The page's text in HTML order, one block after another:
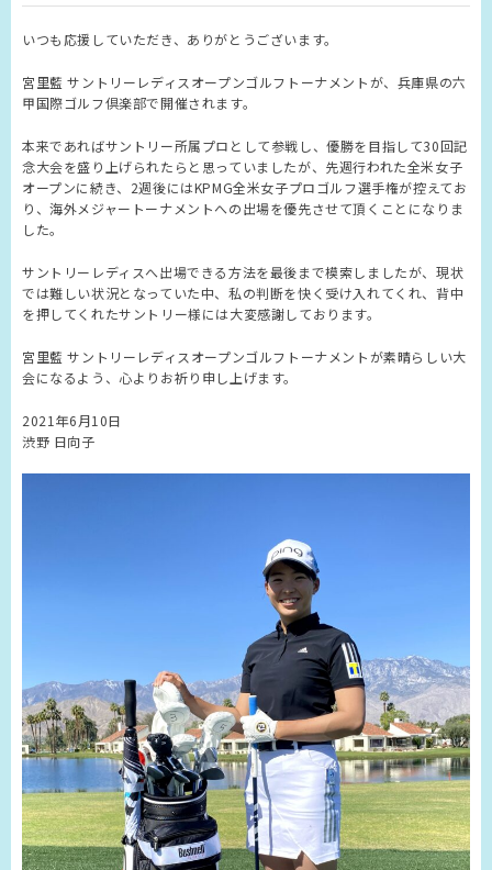
いつも応援していただき、ありがとうございます。
宮里藍 サントリーレディスオープンゴルフトーナメントが、兵庫県の六
甲国際ゴルフ倶楽部で開催されます。
本来であればサントリー所属プロとして参戦し、優勝を目指して30回記
念大会を盛り上げられたらと思っていましたが、先週行われた全米女子
オープンに続き、2週後にはKPMG全米女子プロゴルフ選手権が控えてお
り、海外メジャートーナメントへの出場を優先させて頂くことになりま
した。
サントリーレディスへ出場できる方法を最後まで模索しましたが、現状
では難しい状況となっていた中、私の判断を快く受け入れてくれ、背中
を押してくれたサントリー様には大変感謝しております。
宮里藍 サントリーレディスオープンゴルフトーナメントが素晴らしい大
会になるよう、心よりお祈り申し上げます。
2021年6月10日
渋野 日向子